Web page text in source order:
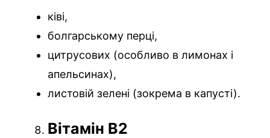
ківі,
болгарському перці,
цитрусових (особливо в лимонах і
апельсинах),
листовій зелені (зокрема в капусті).
Вітамін В2